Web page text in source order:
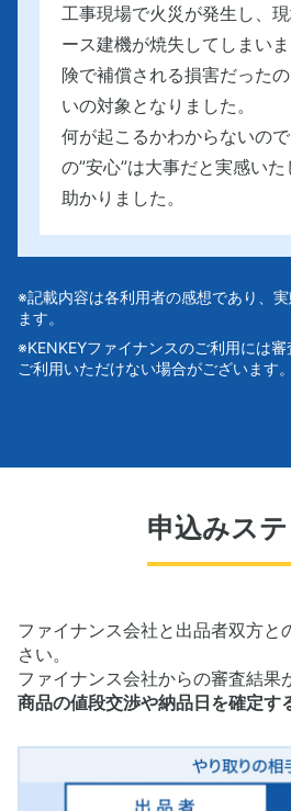
工事現場で火災が発生し、
ース建機が焼失してしまい
険で補償される損害だった
いの対象となりました。
何が起こるかわからないの
の”安心”は大事だと実感い
助かりました。
※記載内容は各利用者の感想であり、
ます。
※KENKEYファイナンスのご利用には
ご利用いただけない場合がございます。
申込みス
ファイナンス会社と出品者双方と
さい。
ファイナンス会社からの審査結果
商品の値段交渉や納品日を確定す